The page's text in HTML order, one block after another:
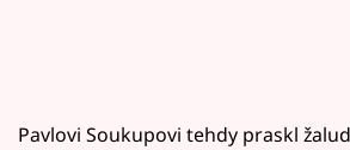
Pavlovi Soukupovi tehdy praskl